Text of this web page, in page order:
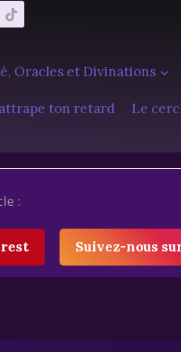
Oracles et Divinations
ton retard Le
:
Suivez-nous